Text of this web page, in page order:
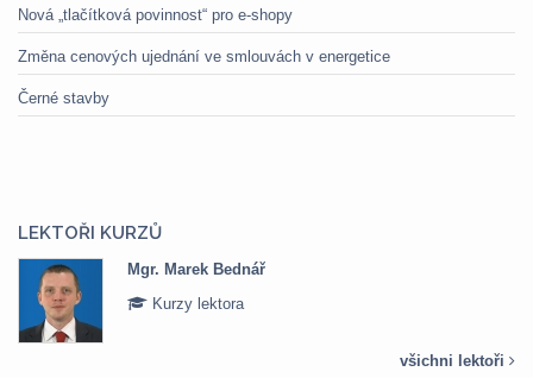
Nová „tlačítková povinnost“ pro e-shopy
Změna cenových ujednání ve smlouvách v energetice
Černé stavby
LEKTOŘI KURZŮ
Mgr. Veronika Pázmányová
Kurzy lektora
všichni lektoři